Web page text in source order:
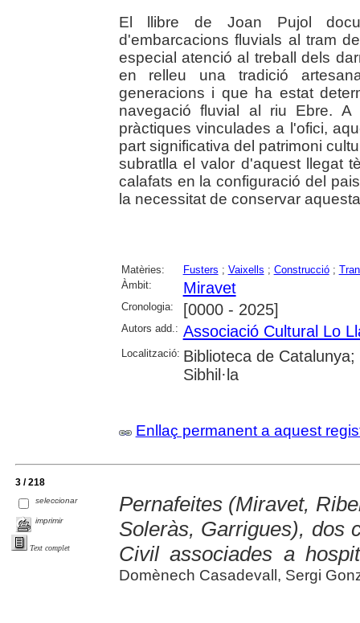
El llibre de Joan Pujol
d'embarcacions fluvials al tram
especial atenció al treball dels
en relleu una tradició
generacions i que ha estat
navegació fluvial al riu Ebre.
pràctiques vinculades a l'ofici,
part significativa del patrimoni
subratlla el valor d'aquest llegat
calafats en la configuració del
la necessitat de conservar
Matèries: Fusters ; Vaixells ; Construcció;
Àmbit:
Miravet
Cronologia: [0000 - 2025]
Autors add.: Associació Cultural Lo
Localització: Biblioteca de
Sibhil·la
Enllaç permanent a aquest
3 / 218
seleccionar
imprimir
Text complet
Pernafeites (Miravet,
Soleràs, Garrigues), dos
Civil associades a
Domènech Casadevall, Sergi